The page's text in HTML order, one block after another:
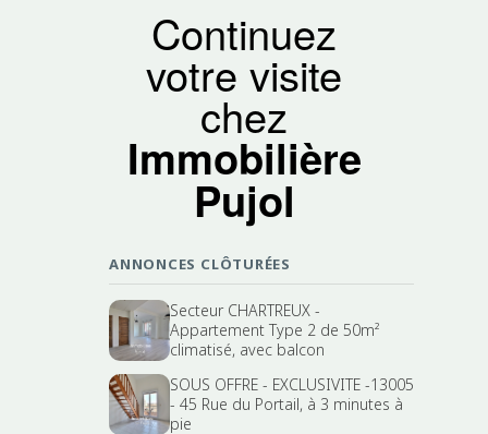
Continuez
votre visite
chez
Immobilière
Pujol
ANNONCES CLÔTURÉES
Secteur CHARTREUX -
Appartement Type 2 de 50m²
climatisé, avec balcon
SOUS OFFRE - EXCLUSIVITE -13005
- 45 Rue du Portail, à 3 minutes à
pie